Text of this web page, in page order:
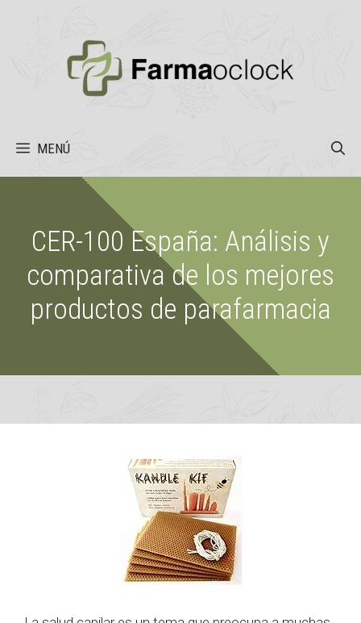
MENÚ
CER-100 España: Análisis y
comparativa de los mejores
productos de parafarmacia